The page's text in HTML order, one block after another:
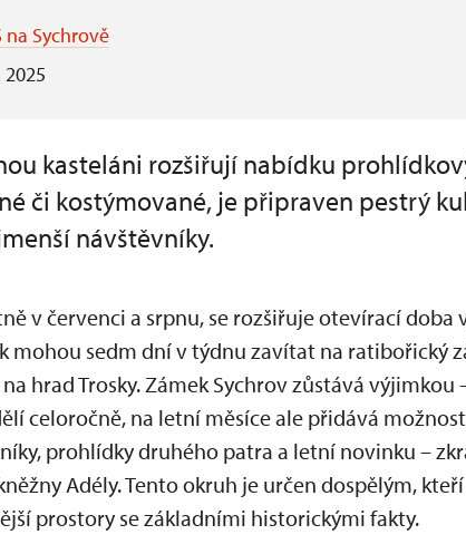
na Sychrově
2025
kasteláni rozšiřují nabídku
či kostýmované, je připraven pestrý
návštěvníky.
v červenci a srpnu, se rozšiřuje otevírací doba
mohou sedm dní v týdnu zavítat na ratibořický
hrad Trosky. Zámek Sychrov zůstává výjimkou
celoročně, na letní měsíce ale přidává
prohlídky druhého patra a letní novinku –
Adély. Tento okruh je určen dospělým,
prostory se základními historickými fakty.